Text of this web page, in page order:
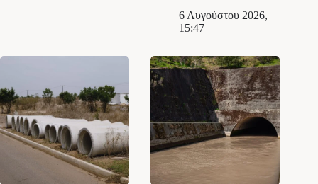
6 Αυγούστου 2026,
15:47